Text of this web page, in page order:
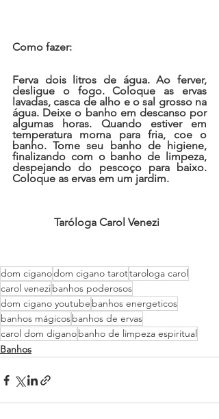
Como fazer:
Ferva dois litros de água. Ao ferver,
desligue o fogo. Coloque as ervas
lavadas, casca de alho e o sal grosso na
água. Deixe o banho em descanso por
algumas horas. Quando estiver em
temperatura morna para fria, coe o
banho. Tome seu banho de higiene,
finalizando com o banho de limpeza,
despejando do pescoço para baixo.
Coloque as ervas em um jardim.
Taróloga Carol Venezi
dom ciganodom cigano tarottarologa carol
carol venezibanhos poderosos
dom cigano youtube banhos energeticos
banhos mágicosbanhos de ervas
carol dom diganobanho de limpeza espiritual
Banhos